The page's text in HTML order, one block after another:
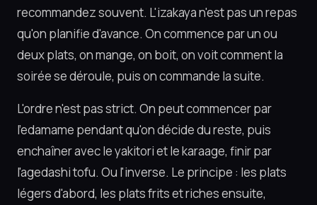
recommandez souvent. L'izakaya n'est pas un repas
qu'on planifie d'avance. On commence par un ou
deux plats, on mange, on boit, on voit comment la
soirée se déroule, puis on commande la suite.
L'ordre n'est pas strict. On peut commencer par
l'edamame pendant qu'on décide du reste, puis
enchaîner avec le yakitori et le karaage, finir par
l'agedashi tofu. Ou l'inverse. Le principe : les plats
légers d'abord, les plats frits et riches ensuite,